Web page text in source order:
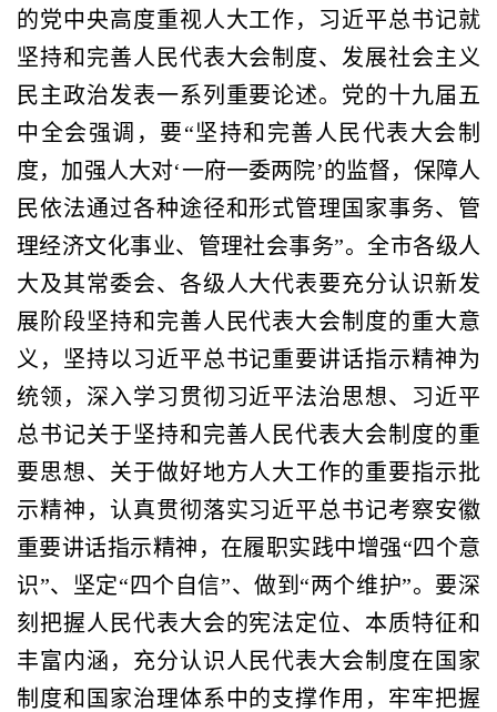
的党中央高度重视人大工作，习近平总书记就
坚持和完善人民代表大会制度、发展社会主义
民主政治发表一系列重要论述。党的十九届五
中全会强调，要“坚持和完善人民代表大会制
度，加强人大对‘一府一委两院’的监督，保障人
民依法通过各种途径和形式管理国家事务、管
理经济文化事业、管理社会事务”。全市各级人
大及其常委会、各级人大代表要充分认识新发
展阶段坚持和完善人民代表大会制度的重大意
义，坚持以习近平总书记重要讲话指示精神为
统领，深入学习贯彻习近平法治思想、习近平
总书记关于坚持和完善人民代表大会制度的重
要思想、关于做好地方人大工作的重要指示批
示精神，认真贯彻落实习近平总书记考察安徽
重要讲话指示精神，在履职实践中增强“四个意
识”、坚定“四个自信”、做到“两个维护”。要深
刻把握人民代表大会的宪法定位、本质特征和
丰富内涵，充分认识人民代表大会制度在国家
制度和国家治理体系中的支撑作用，牢牢把握